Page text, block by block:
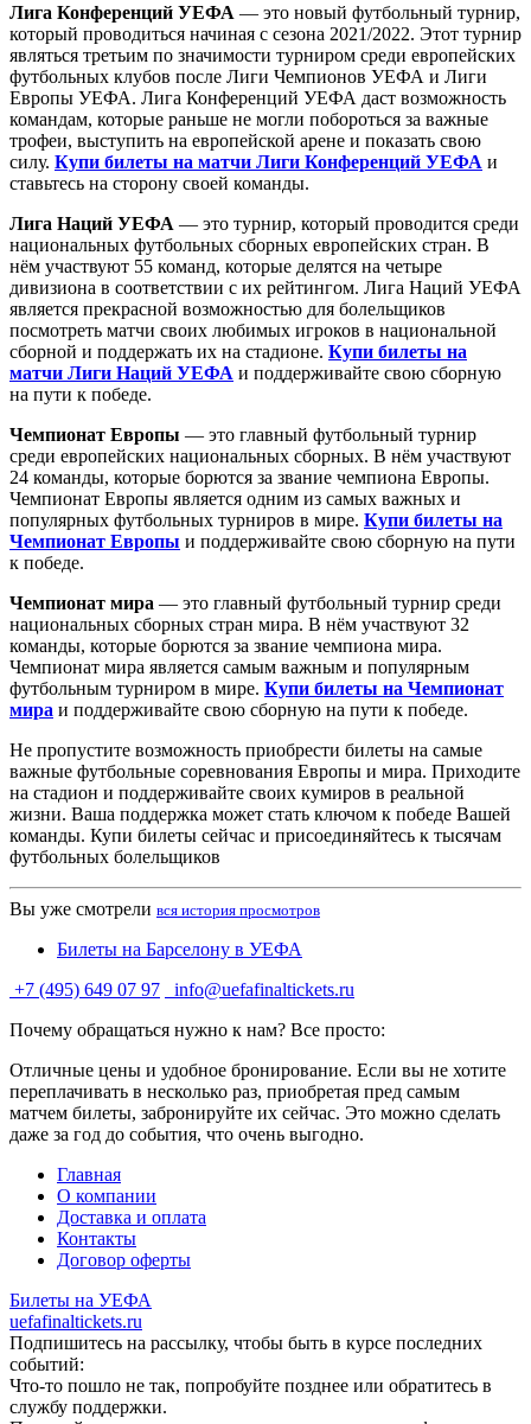
Лига Конференций УЕФА — это новый футбольный турнир,
который проводиться начиная с сезона 2021/2022. Этот турнир
являться третьим по значимости турниром среди европейских
футбольных клубов после Лиги Чемпионов УЕФА и Лиги
Европы УЕФА. Лига Конференций УЕФА даст возможность
командам, которые раньше не могли побороться за важные
трофеи, выступить на европейской арене и показать свою
силу. Купи билеты на матчи Лиги Конференций УЕФА и
ставьтесь на сторону своей команды.
Лига Наций УЕФА — это турнир, который проводится среди
национальных футбольных сборных европейских стран. В
нём участвуют 55 команд, которые делятся на четыре
дивизиона в соответствии с их рейтингом. Лига Наций УЕФА
является прекрасной возможностью для болельщиков
посмотреть матчи своих любимых игроков в национальной
сборной и поддержать их на стадионе. Купи билеты на
матчи Лиги Наций УЕФА и поддерживайте свою сборную
на пути к победе.
Чемпионат Европы — это главный футбольный турнир
среди европейских национальных сборных. В нём участвуют
24 команды, которые борются за звание чемпиона Европы.
Чемпионат Европы является одним из самых важных и
популярных футбольных турниров в мире. Купи билеты на
Чемпионат Европы и поддерживайте свою сборную на пути
к победе.
Чемпионат мира — это главный футбольный турнир среди
национальных сборных стран мира. В нём участвуют 32
команды, которые борются за звание чемпиона мира.
Чемпионат мира является самым важным и популярным
футбольным турниром в мире. Купи билеты на Чемпионат
мира и поддерживайте свою сборную на пути к победе.
Не пропустите возможность приобрести билеты на самые
важные футбольные соревнования Европы и мира. Приходите
на стадион и поддерживайте своих кумиров в реальной
жизни. Ваша поддержка может стать ключом к победе Вашей
команды. Купи билеты сейчас и присоединяйтесь к тысячам
футбольных болельщиков
Вы уже смотрели вся история просмотров
Билеты на Барселону в УЕФА
+7 (495) 649 07 97
info@uefafinaltickets.ru
Почему обращаться нужно к нам? Все просто:
Отличные цены и удобное бронирование. Если вы не хотите
переплачивать в несколько раз, приобретая пред самым
матчем билеты, забронируйте их сейчас. Это можно сделать
даже за год до события, что очень выгодно.
Главная
О компании
Доставка и оплата
Контакты
Договор оферты
Билеты на УЕФА
uefafinaltickets.ru
Подпишитесь на рассылку, чтобы быть в курсе последних
событий:
Что-то пошло не так, попробуйте позднее или обратитесь в
службу поддержки.